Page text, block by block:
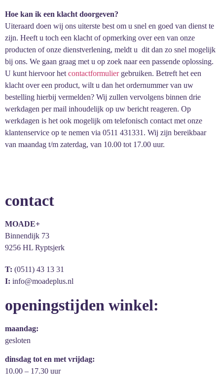
Hoe kan ik een klacht doorgeven?
Uiteraard doen wij ons uiterste best om u snel en goed van dienst te
zijn. Heeft u toch een klacht of opmerking over een van onze
producten of onze dienstverlening, meldt u dit dan zo snel mogelijk
bij ons. We gaan graag met u op zoek naar een passende oplossing.
U kunt hiervoor het contactformulier gebruiken. Betreft het een
klacht over een product, wilt u dan het ordernummer van uw
bestelling hierbij vermelden? Wij zullen vervolgens binnen drie
werkdagen per mail inhoudelijk op uw bericht reageren. Op
werkdagen is het ook mogelijk om telefonisch contact met onze
klantenservice op te nemen via 0511 431331. Wij zijn bereikbaar
van maandag t/m zaterdag, van 10.00 tot 17.00 uur.
contact
MOADE+
Binnendijk 73
9256 HL Ryptsjerk
T: (0511) 43 13 31
I: info@moadeplus.nl
openingstijden winkel:
maandag:
gesloten
dinsdag tot en met vrijdag:
10.00 – 17.30 uur